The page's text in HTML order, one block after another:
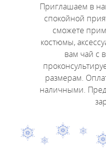
Приглашаем в
спокойной
сможете
костюмы,
вам чай с
размерам.
наличными.